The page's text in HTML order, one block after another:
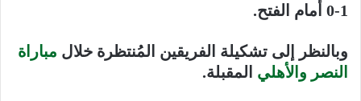
1-0 أمام الفتح.
وبالنظر إلى تشكيلة الفريقين المُنتظرة خلال مباراة
النصر والأهلي المقبلة.